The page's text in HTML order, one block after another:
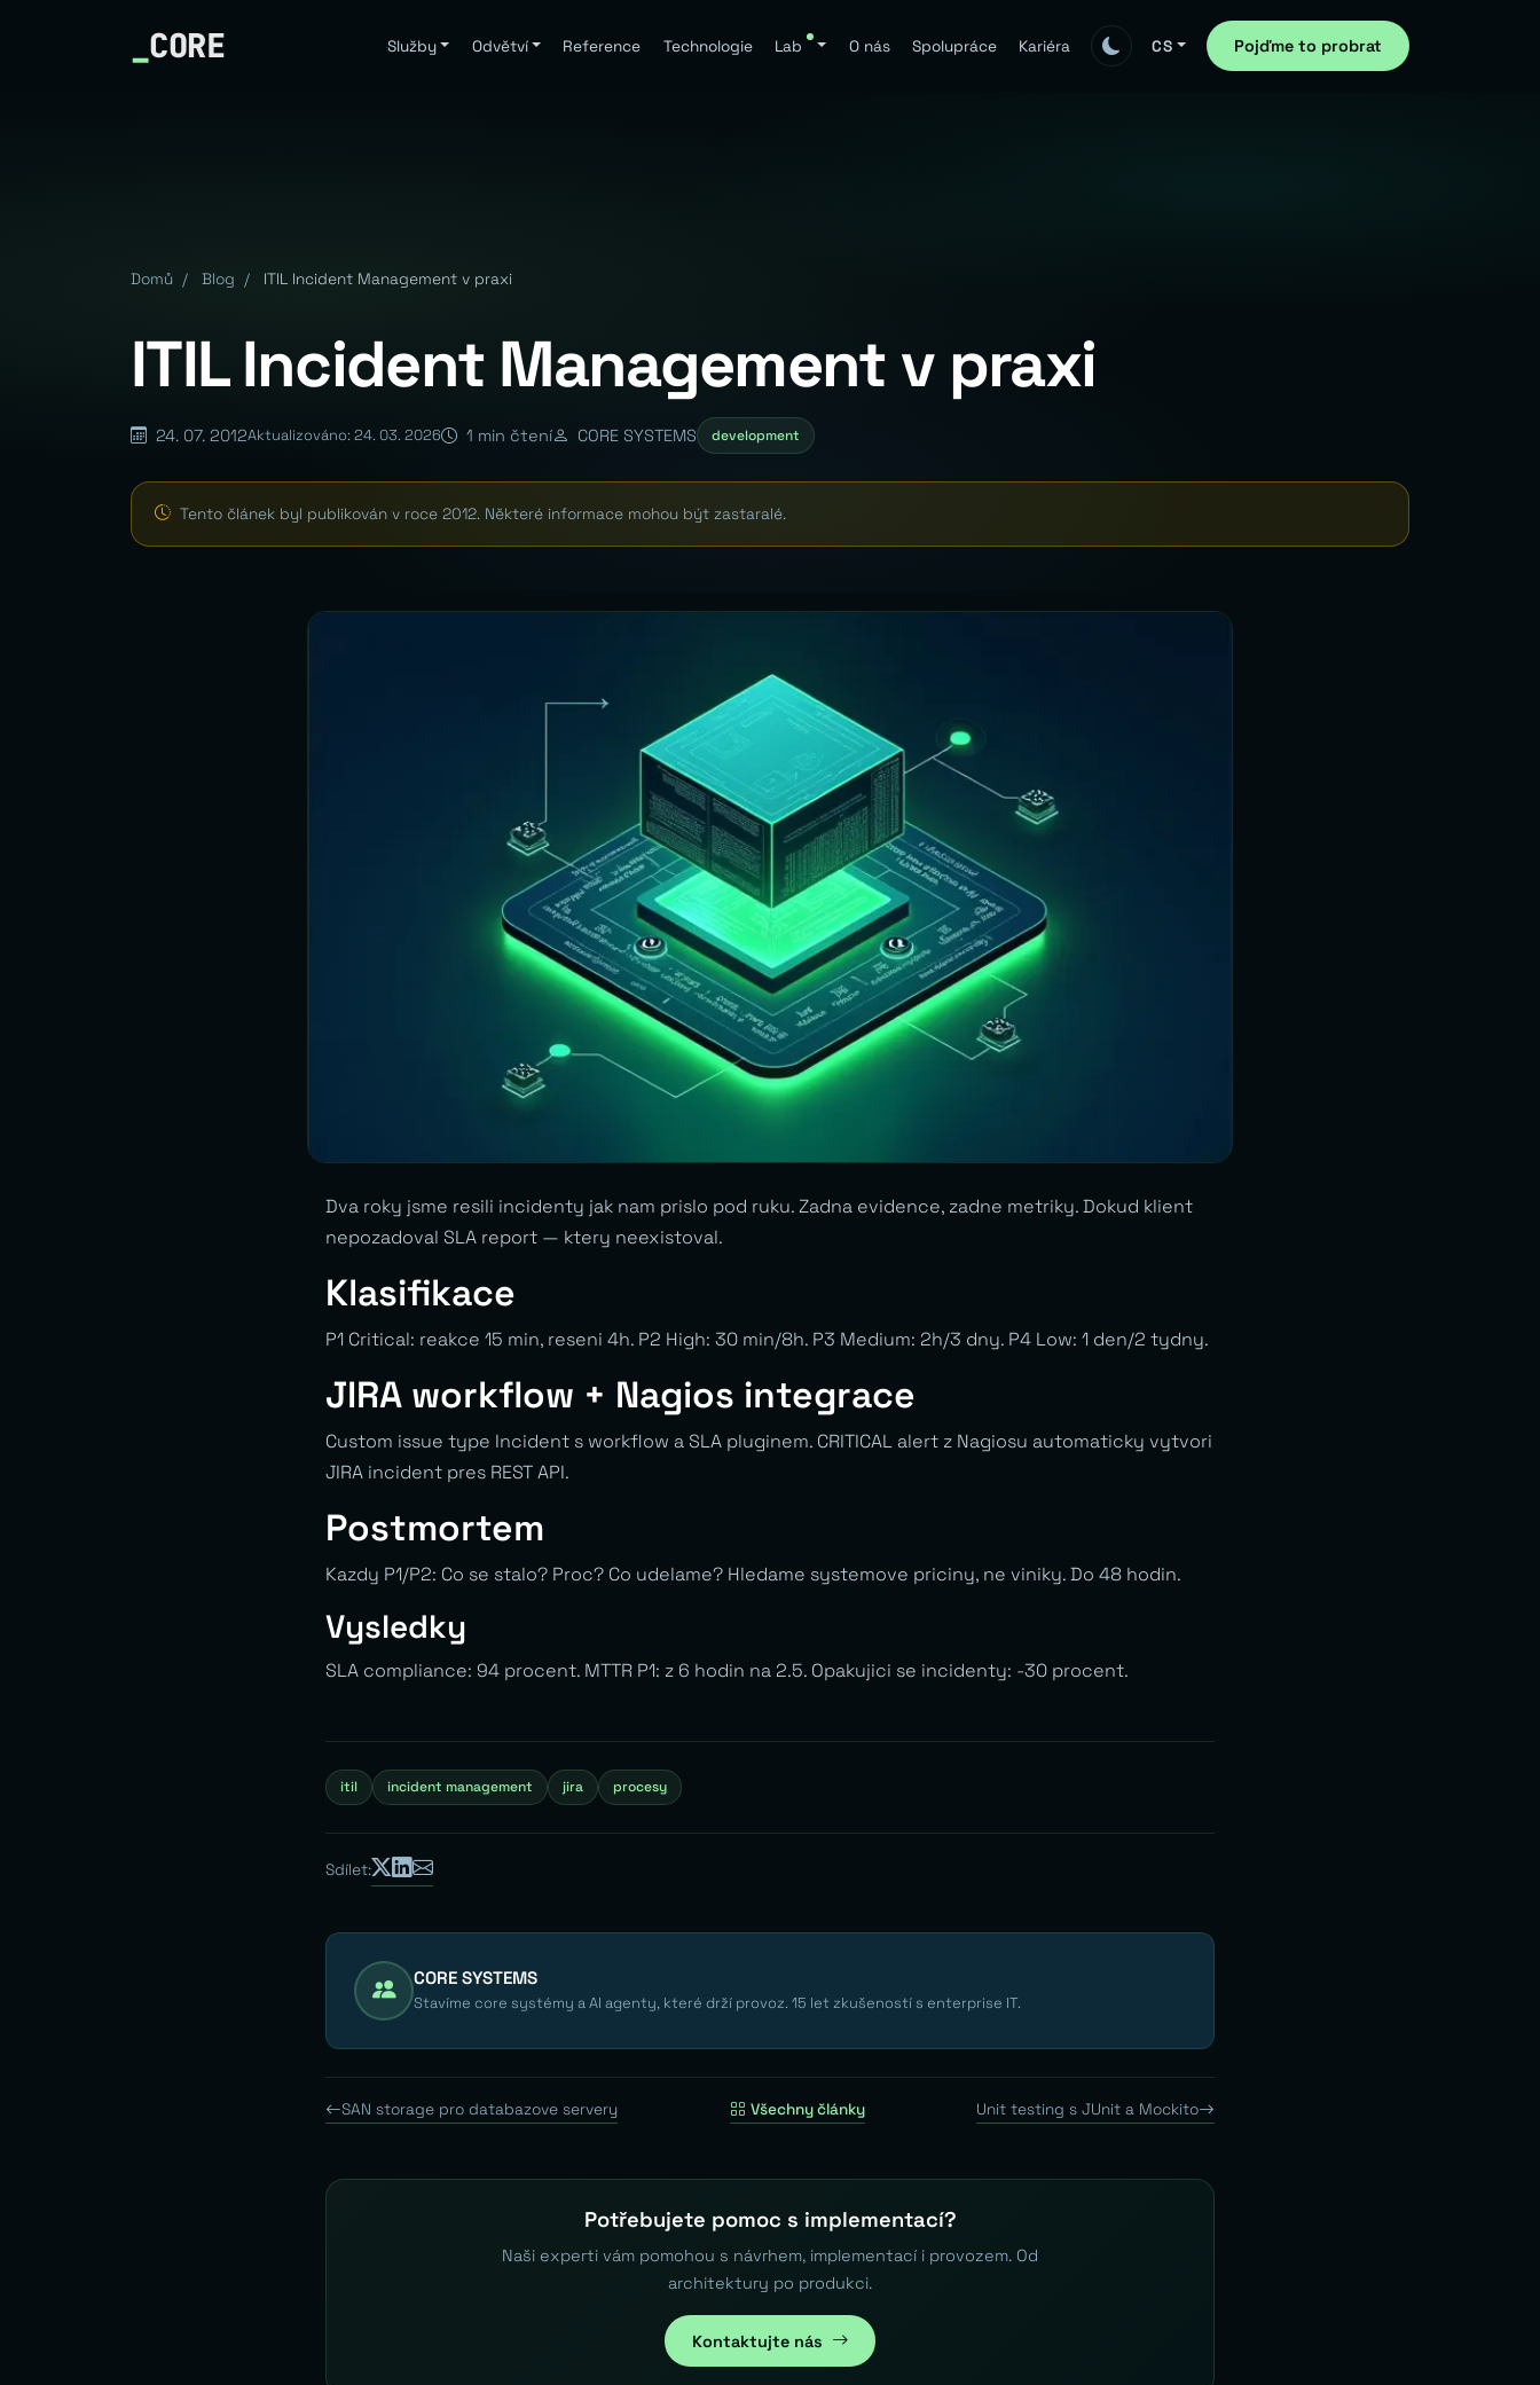
_CORE Služby Odvětví Reference Technologie Lab O nás Spolupráce Kariéra CS Pojďme to probrat
Domů / Blog / ITIL Incident Management v praxi
ITIL Incident Management v praxi
24. 07. 2012Aktualizováno: 24. 03. 2026 1 min čtení CORE SYSTEMS development
Tento článek byl publikován v roce 2012. Některé informace mohou být zastaralé.
Dva roky jsme resili incidenty jak nam prislo pod ruku. Zadna evidence, zadne metriky. Dokud klient
nepozadoval SLA report — ktery neexistoval.
Klasifikace
P1 Critical: reakce 15 min, reseni 4h. P2 High: 30 min/8h. P3 Medium: 2h/3 dny. P4 Low: 1 den/2 tydny.
JIRA workflow + Nagios integrace
Custom issue type Incident s workflow a SLA pluginem. CRITICAL alert z Nagiosu automaticky vytvori
JIRA incident pres REST API.
Postmortem
Kazdy P1/P2: Co se stalo? Proc? Co udelame? Hledame systemove priciny, ne viniky. Do 48 hodin.
Vysledky
SLA compliance: 94 procent. MTTR P1: z 6 hodin na 2.5. Opakujici se incidenty: -30 procent.
itil incident management jira procesy
Sdílet:
CORE SYSTEMS
Stavíme core systémy a AI agenty, které drží provoz. 15 let zkušeností s enterprise IT.
SAN storage pro databazove servery Všechny články Unit testing s JUnit a Mockito
Potřebujete pomoc s implementací?
Naši experti vám pomohou s návrhem, implementací i provozem. Od
architektury po produkci.
Kontaktujte nás